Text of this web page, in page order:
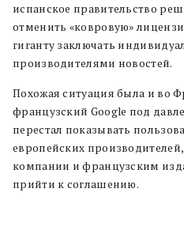
испанское правительство
отменить «ковровую»
гиганту заключать
производителями новостей.
Похожая ситуация была и во
французский Google под
перестал показывать
европейских производителей,
компании и французским
прийти к соглашению.